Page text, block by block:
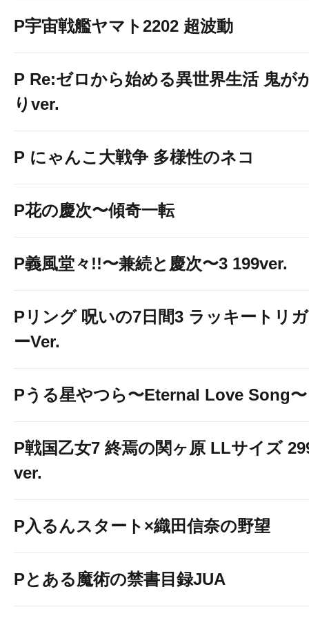
P宇宙戦艦ヤマト2202 超波動
P Re:ゼロから始める異世界生活 鬼が
りver.
P にゃんこ大戦争 多様性のネコ
P花の慶次〜傾奇一転
P義風堂々!!〜兼続と慶次〜3 199ver.
Pリング 呪いの7日間3 ラッキートリガ
ーVer.
Pうる星やつら〜Eternal Love Song〜
P戦国乙女7 終焉の関ヶ原 LLサイズ
ver.
P入るんスタート×織田信奈の野望
Pとある魔術の禁書目録JUA